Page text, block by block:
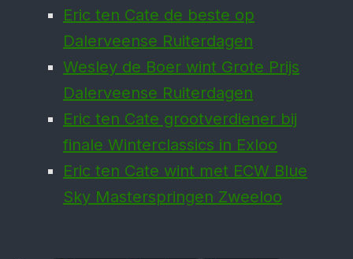
Eric ten Cate de beste op
Dalerveense Ruiterdagen
Wesley de Boer wint Grote Prijs
Daler­veense Ruiter­dagen
Eric ten Cate grootverdiener bij
finale Winterclassics in Exloo
Eric ten Cate wint met ECW Blue
Sky Masterspringen Zweeloo